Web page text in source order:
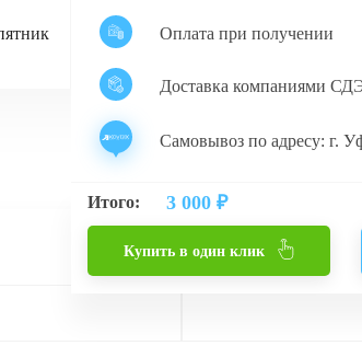
Оплата при получении
Доставка компаниями
Самовывоз по адресу: г.
Итого: 3 000 ₽
Купить в один клик